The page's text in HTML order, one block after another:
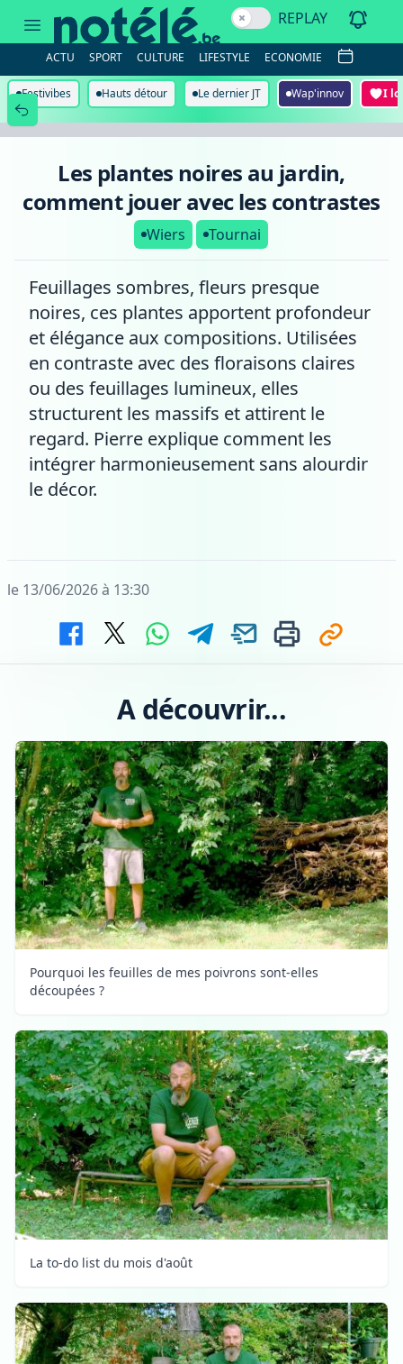
plantes
noires
comment
jouer
avec
les
contrastes
REPLAY
ACTU SPORT CULTURE LIFESTYLE ECONOMIE
Festivibes Hauts détour Le dernier JT Wap'innov I
Les plantes noires au jardin,
comment jouer avec les contrastes
Wiers Tournai
Feuillages sombres, fleurs presque
noires, ces plantes apportent profondeur
et élégance aux compositions. Utilisées
en contraste avec des floraisons claires
ou des feuillages lumineux, elles
structurent les massifs et attirent le
regard. Pierre explique comment les
intégrer harmonieusement sans alourdir
le décor.
le 13/06/2026 à 13:30
A découvrir...
Pourquoi les feuilles de mes poivrons sont-elles
découpées ?
La to-do list du mois d'août